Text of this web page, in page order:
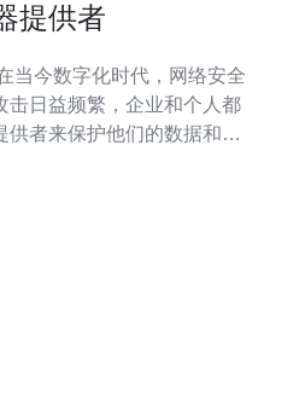
提供者
击日益频繁，企业和个人都
供者来保护他们的数据和信
更好的网络性能和安全